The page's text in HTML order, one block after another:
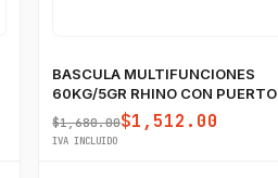
BASCULA MULTIFUNCIONES
60KG/5GR RHINO CON PUERTO
USB
$1,680.00$1,512.00
IVA INCLUIDO